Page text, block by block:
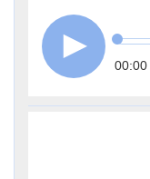
00:00